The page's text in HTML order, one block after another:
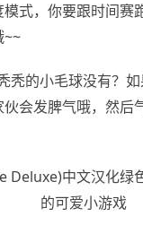
式，你要跟时间赛
~~
秃的小毛球没有？
会发脾气哦，然后